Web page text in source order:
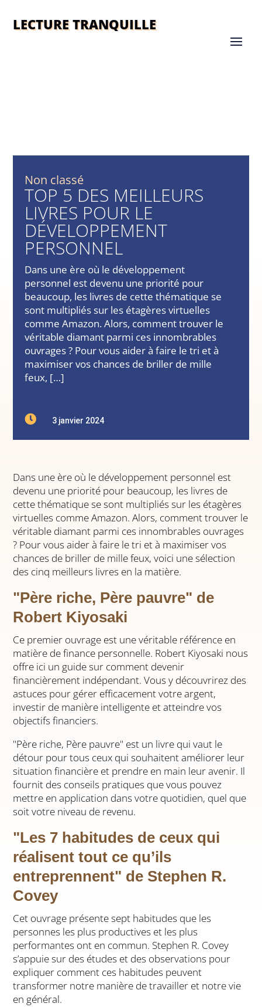
LECTURE TRANQUILLE
Non classé
TOP 5 DES MEILLEURS
LIVRES POUR LE
DÉVELOPPEMENT
PERSONNEL
Dans une ère où le développement
personnel est devenu une priorité pour
beaucoup, les livres de cette thématique se
sont multipliés sur les étagères virtuelles
comme Amazon. Alors, comment trouver le
véritable diamant parmi ces innombrables
ouvrages ? Pour vous aider à faire le tri et à
maximiser vos chances de briller de mille
feux, […]
 3 janvier 2024
Dans une ère où le développement personnel est
devenu une priorité pour beaucoup, les livres de
cette thématique se sont multipliés sur les étagères
virtuelles comme Amazon. Alors, comment trouver le
véritable diamant parmi ces innombrables ouvrages
? Pour vous aider à faire le tri et à maximiser vos
chances de briller de mille feux, voici une sélection
des cinq meilleurs livres en la matière.
"Père riche, Père pauvre" de
Robert Kiyosaki
Ce premier ouvrage est une véritable référence en
matière de finance personnelle. Robert Kiyosaki nous
offre ici un guide sur comment devenir
financièrement indépendant. Vous y découvrirez des
astuces pour gérer efficacement votre argent,
investir de manière intelligente et atteindre vos
objectifs financiers.
"Père riche, Père pauvre" est un livre qui vaut le
détour pour tous ceux qui souhaitent améliorer leur
situation financière et prendre en main leur avenir. Il
fournit des conseils pratiques que vous pouvez
mettre en application dans votre quotidien, quel que
soit votre niveau de revenu.
"Les 7 habitudes de ceux qui
réalisent tout ce qu’ils
entreprennent" de Stephen R.
Covey
Cet ouvrage présente sept habitudes que les
personnes les plus productives et les plus
performantes ont en commun. Stephen R. Covey
s’appuie sur des études et des observations pour
expliquer comment ces habitudes peuvent
transformer notre manière de travailler et notre vie
en général.